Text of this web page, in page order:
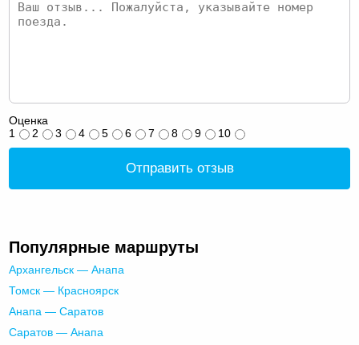
Оценка
1
2 3 4 5 6 7 8 9 10
Отправить отзыв
Популярные маршруты
Архангельск — Анапа
Томск — Красноярск
Анапа — Саратов
Саратов — Анапа